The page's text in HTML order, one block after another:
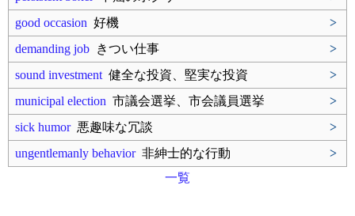
good occasion 好機
>
demanding job きつい仕事
>
sound investment 健全な投資、堅実な投資
>
municipal election 市議会選挙、市会議員選挙
>
sick humor悪趣味な冗談
>
ungentlemanly behavior非紳士的な行動
>
一覧